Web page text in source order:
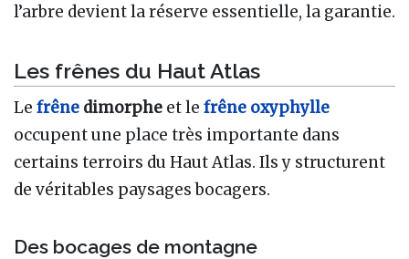
l’arbre devient la réserve essentielle, la garantie.
Les frênes du Haut Atlas
Le frêne dimorphe et le frêne oxyphylle
occupent une place très importante dans
certains terroirs du Haut Atlas. Ils y structurent
de véritables paysages bocagers.
Des bocages de montagne